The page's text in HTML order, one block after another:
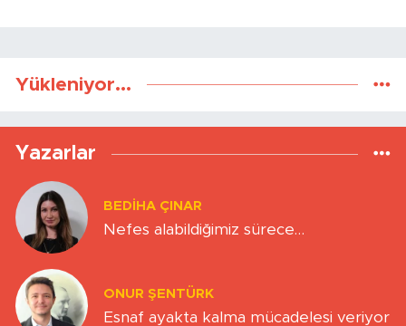
Yükleniyor...
Yazarlar
BEDIHA ÇINAR
Nefes alabildiğimiz sürece…
ONUR ŞENTÜRK
Esnaf ayakta kalma mücadelesi veriyor